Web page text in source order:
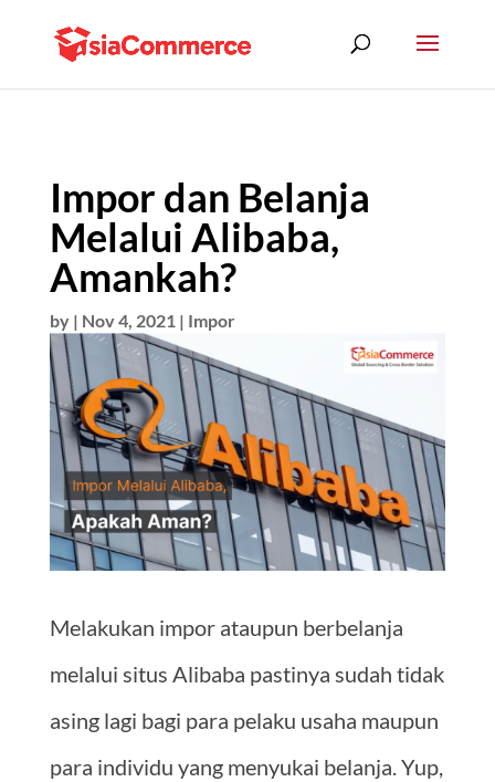
Impor dan Belanja
Melalui Alibaba,
Amankah?
by | Nov 4, 2021| Impor
Melakukan impor ataupun berbelanja
melalui situs Alibaba pastinya sudah tidak
asing lagi bagi para pelaku usaha maupun
para individu yang menyukai belanja. Yup,